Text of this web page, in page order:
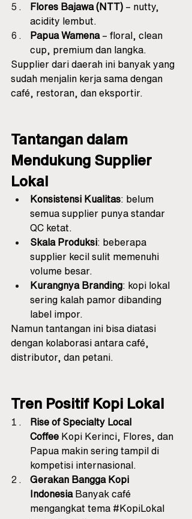
Flores Bajawa (NTT) – nutty,
acidity lembut.
Papua Wamena – floral, clean
cup, premium dan langka.
Supplier dari daerah ini banyak yang
sudah menjalin kerja sama dengan
café, restoran, dan eksportir.
Tantangan dalam
Mendukung Supplier
Lokal
Konsistensi Kualitas: belum
semua supplier punya standar
QC ketat.
Skala Produksi: beberapa
supplier kecil sulit memenuhi
volume besar.
Kurangnya Branding: kopi lokal
sering kalah pamor dibanding
label impor.
Namun tantangan ini bisa diatasi
dengan kolaborasi antara café,
distributor, dan petani.
Tren Positif Kopi Lokal
Rise of Specialty Local
Coffee Kopi Kerinci, Flores, dan
Papua makin sering tampil di
kompetisi internasional.
Gerakan Bangga Kopi
Indonesia Banyak café
mengangkat tema #KopiLokal